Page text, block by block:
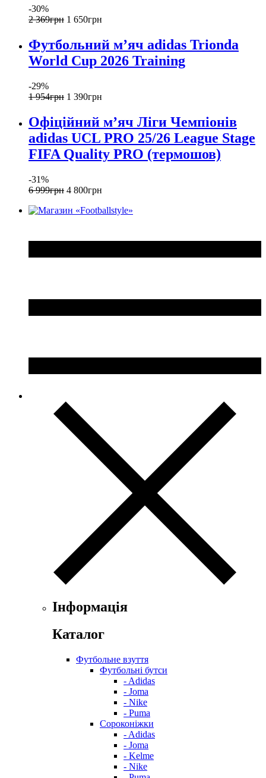
-30%
2 369грн 1 650грн
Футбольний м’яч adidas Trionda
World Cup 2026 Training
-29%
1 954грн 1 390грн
Офіційний мʼяч Ліги Чемпіонів
adidas UCL PRO 25/26 League Stage
FIFA Quality PRO (термошов)
-31%
6 999грн 4 800грн
Інформація
Каталог
Футбольне взуття
Футбольні бутси
- Adidas
- Joma
- Nike
- Puma
Сороконіжки
- Adidas
- Joma
- Kelme
- Nike